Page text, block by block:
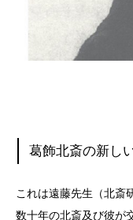
葛飾北斎の新し
これは遠藤先生（北斎
数十年の北斎及び彼が